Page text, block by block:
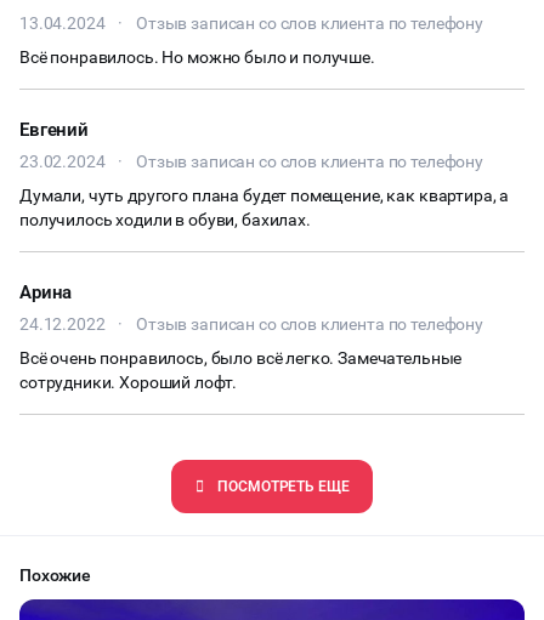
13.04.2024 ·
Отзыв записан со слов клиента по телефону
Всё понравилось. Но можно было и получше.
Евгений
23.02.2024 ·
Отзыв записан со слов клиента по телефону
Думали, чуть другого плана будет помещение, как квартира, а
получилось ходили в обуви, бахилах.
Арина
24.12.2022 ·
Отзыв записан со слов клиента по телефону
Всё очень понравилось, было всё легко. Замечательные
сотрудники. Хороший лофт.
ПОCМОТРЕТЬ ЕЩЕ
ТИМБИЛДИНГ
Похожие